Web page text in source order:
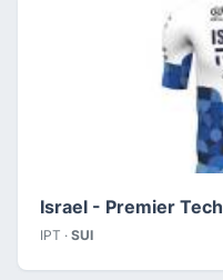
Israel - Premier Tech
IPT · SUI